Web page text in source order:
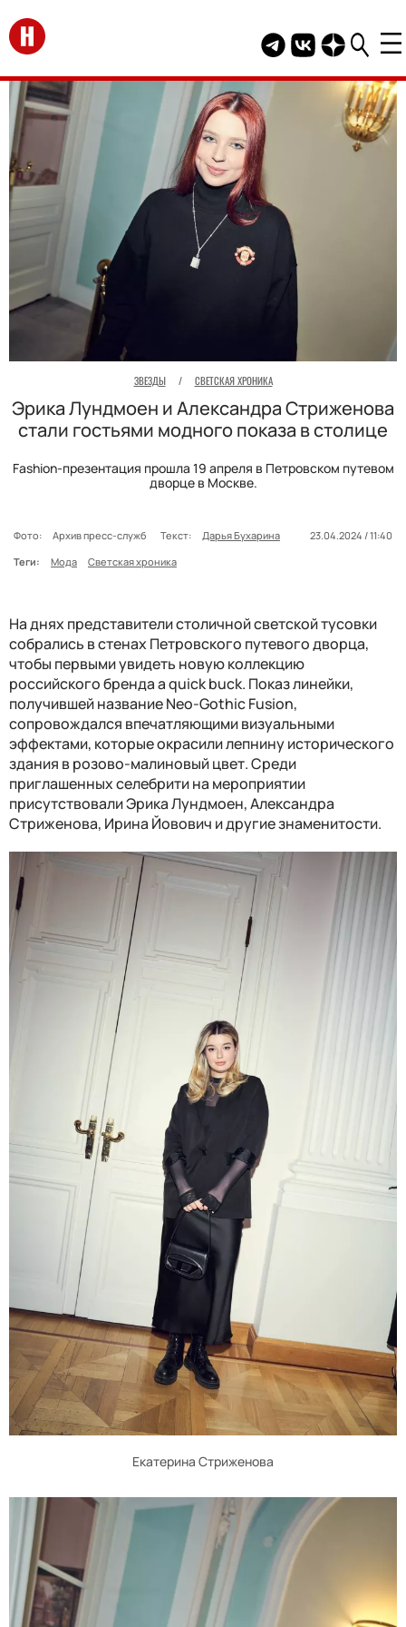
Перейти на главную
Telegram канал
Группа HELLO
Канал
ЗВЕЗДЫ / СВЕТСКАЯ ХРОНИКА
Эрика Лундмоен и Александра Стриженова
стали гостьями модного показа в столице
Fashion-презентация прошла 19 апреля в Петровском путевом
дворце в Москве.
Фото: Архив пресс-служб Текст: Дарья Бухарина
23.04.2024 / 11:40
Теги:
Мода Светская хроника
На днях представители столичной светской тусовки
собрались в стенах Петровского путевого дворца,
чтобы первыми увидеть новую коллекцию
российского бренда a quick buck. Показ линейки,
получившей название Neo-Gothic Fusion,
сопровождался впечатляющими визуальными
эффектами, которые окрасили лепнину исторического
здания в розово-малиновый цвет. Среди
приглашенных селебрити на мероприятии
присутствовали Эрика Лундмоен, Александра
Стриженова, Ирина Йовович и другие знаменитости.
Екатерина Стриженова